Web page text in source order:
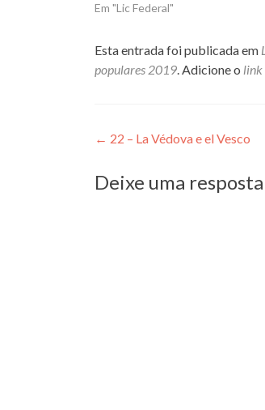
Em "Lic Federal"
Esta entrada foi publicada em
populares 2019. Adicione o link
Navegação
de
← 22 – La Védova e el Vesco
Deixe uma resposta